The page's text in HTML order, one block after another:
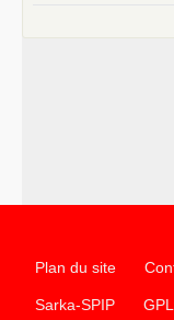
Plan du site
Sarka-SPIP